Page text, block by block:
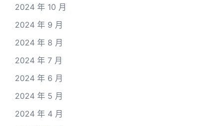
2024 年 10 月
2024 年 9 月
2024 年 8 月
2024 年 7 月
2024 年 6 月
2024 年 5 月
2024 年 4 月